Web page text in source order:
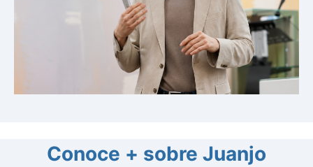
Conoce + sobre Juanjo